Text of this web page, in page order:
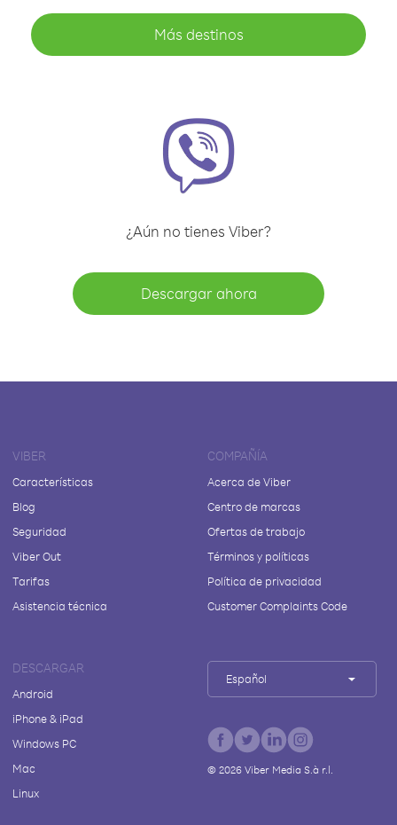
Más destinos
¿Aún no tienes Viber?
Descargar ahora
VIBER
Características
Blog
Seguridad
Viber Out
Tarifas
Asistencia técnica
COMPAÑÍA
Acerca de Viber
Centro de marcas
Ofertas de trabajo
Términos y políticas
Política de privacidad
Customer Complaints Code
DESCARGAR
Android
iPhone & iPad
Windows PC
Mac
Linux
Español
© 2026Viber Media S.à r.l.